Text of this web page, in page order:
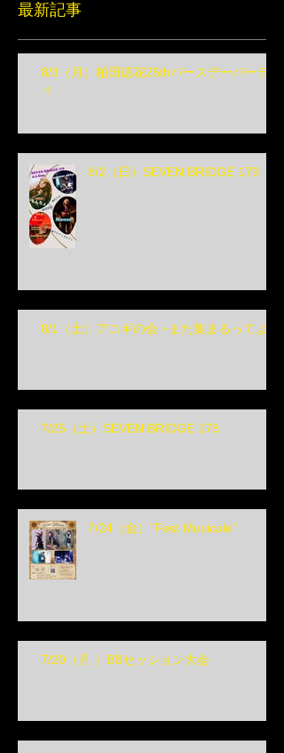
最新記事
8/3（月）柏田徳花25thバースデーパーテ
ィ
8/2（日）SEVEN BRIDGE 179
8/1（土）アコギの会 ~また集まるってよ~
7/25（土）SEVEN BRIDGE 178
7/24（金）"Fest Musicale"
7/20（月 ）BBセッション大会